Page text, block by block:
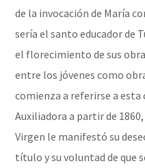
de la invocación de María
sería el santo educador de
el florecimiento de sus
entre los jóvenes como
comienza a referirse a esta
Auxiliadora a partir de
Virgen le manifestó su
título y su voluntad de que